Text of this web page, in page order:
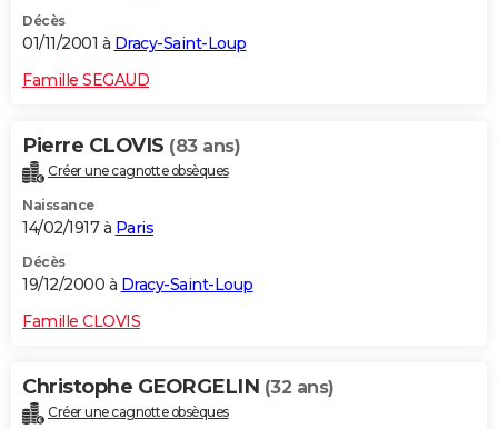
Décès
01/11/2001 à Dracy-Saint-Loup
Famille SEGAUD
Pierre CLOVIS (83 ans)
Créer une cagnotte obsèques
Naissance
14/02/1917 à Paris
Décès
19/12/2000 à Dracy-Saint-Loup
Famille CLOVIS
Christophe GEORGELIN (32 ans)
Créer une cagnotte obsèques